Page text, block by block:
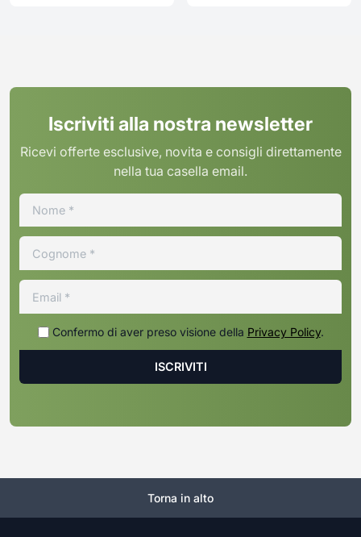
Iscriviti alla nostra newsletter
Ricevi offerte esclusive, novita e consigli direttamente
nella tua casella email.
Confermo di aver preso visione della Privacy Policy.
Torna in alto